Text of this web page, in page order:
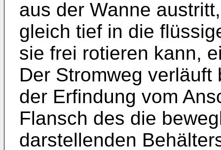
aus der Wanne
gleich tief in die
sie frei rotieren kann,
Der Stromweg
der Erfindung vom
Flansch des die
darstellenden